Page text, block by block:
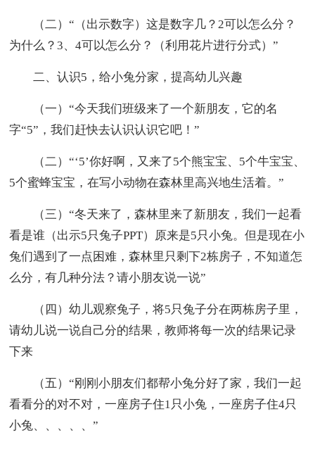
（二）“（出示数字）这是数字几？2可以怎么分？
为什么？3、4可以怎么分？（利用花片进行分式）”
二、认识5，给小兔分家，提高幼儿兴趣
（一）“今天我们班级来了一个新朋友，它的名
字“5”，我们赶快去认识认识它吧！”
（二）“‘5’你好啊，又来了5个熊宝宝、5个牛宝宝、
5个蜜蜂宝宝，在写小动物在森林里高兴地生活着。”
（三）“冬天来了，森林里来了新朋友，我们一起看
看是谁（出示5只兔子PPT）原来是5只小兔。但是现在小
兔们遇到了一点困难，森林里只剩下2栋房子，不知道怎
么分，有几种分法？请小朋友说一说”
（四）幼儿观察兔子，将5只兔子分在两栋房子里，
请幼儿说一说自己分的结果，教师将每一次的结果记录
下来
（五）“刚刚小朋友们都帮小兔分好了家，我们一起
看看分的对不对，一座房子住1只小兔，一座房子住4只
小兔、、、、、”